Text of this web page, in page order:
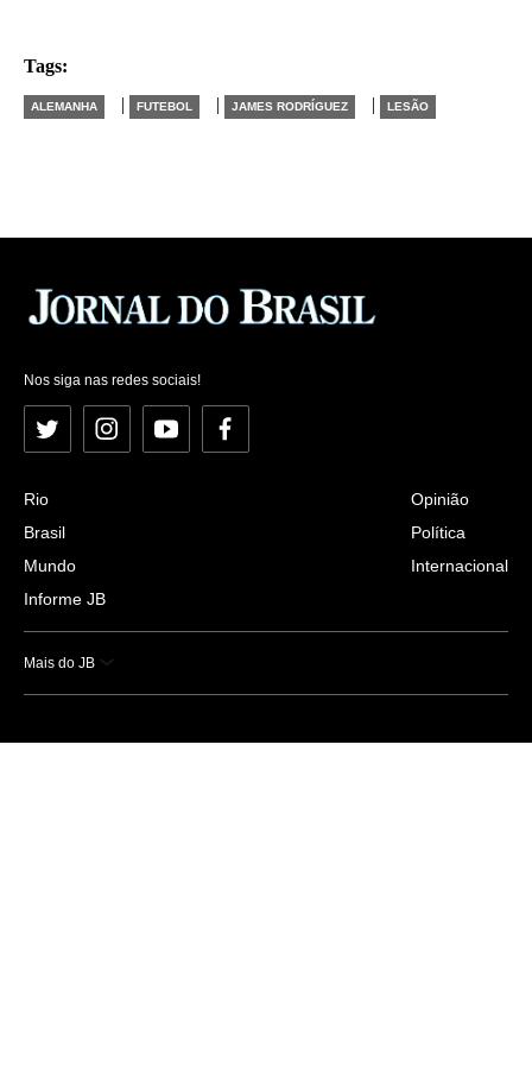
Tags:
ALEMANHA | FUTEBOL | JAMES RODRÍGUEZ | LESÃO
Nos siga nas redes sociais!
Twitter InstagramYouTubeFacebook
Rio
Brasil
Mundo
Informe JB
Opinião
Política
Internacional
Mais do JB
Esportes